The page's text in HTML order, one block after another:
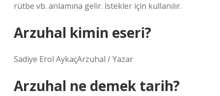
rütbe vb. anlamına gelir. İstekler için kullanılır.
Arzuhal kimin eseri?
Sadiye Erol AykaçArzuhal / Yazar
Arzuhal ne demek tarih?